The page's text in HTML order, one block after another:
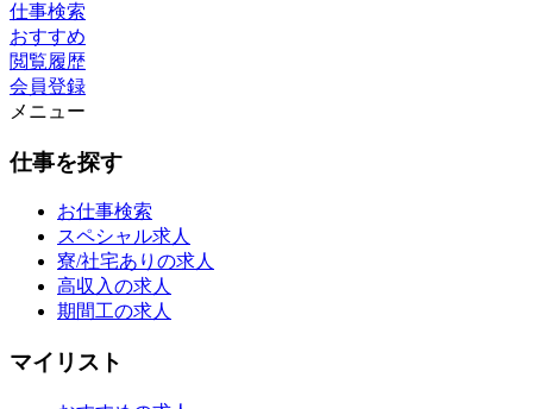
仕事検索
おすすめ
閲覧履歴
会員登録
メニュー
仕事を探す
お仕事検索
スペシャル求人
寮/社宅ありの求人
高収入の求人
期間工の求人
マイリスト